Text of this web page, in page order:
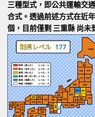
三種型式，即公共運輸交
合式。透過前述方式在近
個，目前僅剩 三重縣 尚未